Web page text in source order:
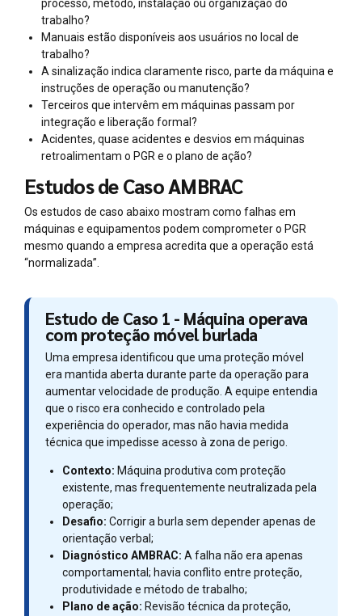
processo, método, instalação ou organização do
trabalho?
Manuais estão disponíveis aos usuários no local de
trabalho?
A sinalização indica claramente risco, parte da máquina e
instruções de operação ou manutenção?
Terceiros que intervêm em máquinas passam por
integração e liberação formal?
Acidentes, quase acidentes e desvios em máquinas
retroalimentam o PGR e o plano de ação?
Estudos de Caso AMBRAC
Os estudos de caso abaixo mostram como falhas em
máquinas e equipamentos podem comprometer o PGR
mesmo quando a empresa acredita que a operação está
“normalizada”.
Estudo de Caso 1 - Máquina operava
com proteção móvel burlada
Uma empresa identificou que uma proteção móvel
era mantida aberta durante parte da operação para
aumentar velocidade de produção. A equipe entendia
que o risco era conhecido e controlado pela
experiência do operador, mas não havia medida
técnica que impedisse acesso à zona de perigo.
Contexto: Máquina produtiva com proteção
existente, mas frequentemente neutralizada pela
operação;
Desafio: Corrigir a burla sem depender apenas de
orientação verbal;
Diagnóstico AMBRAC: A falha não era apenas
comportamental; havia conflito entre proteção,
produtividade e método de trabalho;
Plano de ação: Revisão técnica da proteção,